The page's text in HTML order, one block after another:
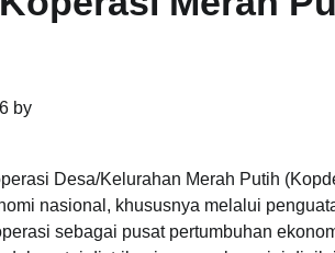
by
Desa/Kelurahan Merah Putih
nasional, khususnya melalui
sebagai pusat pertumbuhan